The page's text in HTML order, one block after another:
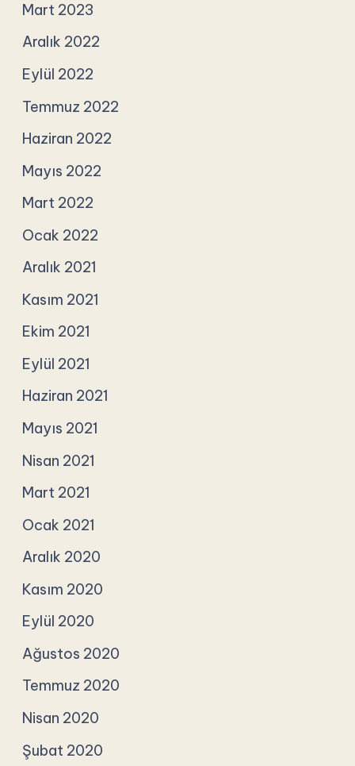
Mart 2023
Aralık 2022
Eylül 2022
Temmuz 2022
Haziran 2022
Mayıs 2022
Mart 2022
Ocak 2022
Aralık 2021
Kasım 2021
Ekim 2021
Eylül 2021
Haziran 2021
Mayıs 2021
Nisan 2021
Mart 2021
Ocak 2021
Aralık 2020
Kasım 2020
Eylül 2020
Ağustos 2020
Temmuz 2020
Nisan 2020
Şubat 2020